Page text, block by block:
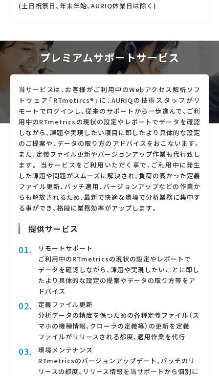
(土日祝祭日、年末年始、AURIQ休業日は除く)
プレミアムサポートサービス
当サービスは、お客様がご利用中のWebアクセス解析ソフ
トウェア「RTmetircs®」に、AURIQの技術スタッフがリ
モートでログインし、従来のサポートから一歩進んで、ご利
用中のRTmetricsの現状の設定やレポートでデータを確認
しながら、課題や実現したい項目に即したより具体的な設定
のご提案や、データの取り方のアドバイスをおこないます。
また、定義ファイル更新やバージョンアップ作業も代行致し
ます。 当サービスをご利用いただく事で、ご利用中に発生
した課題や問題がスムーズに解決され、負荷の高かった定義
ファイル更新、パッチ適用、バージョンアップなどの作業か
らも解放されるため、最新で快適な環境で分析業務に集中す
る事ができ、格段に業務効率がアップします。
提供サービス
01.
リモートサポート
ご利用中のRTmetricsの現状の設定やレポートで
データを確認しながら、課題や実現したいことに即し
たより具体的な設定の提案やデータの取り方等をア
ドバイス
02.
定義ファイル更新
分析データの精度を保つための各種定義ファイル（ス
マホの機種情報、クローラの定義等）の更新を定義
ファイルがリリースされる都度、適用作業を代行
03.
環境メンテナンス
RTmetricsのバージョンアップデート、パッチのリ
リースの都度、リリース情報を当サポートから個別に